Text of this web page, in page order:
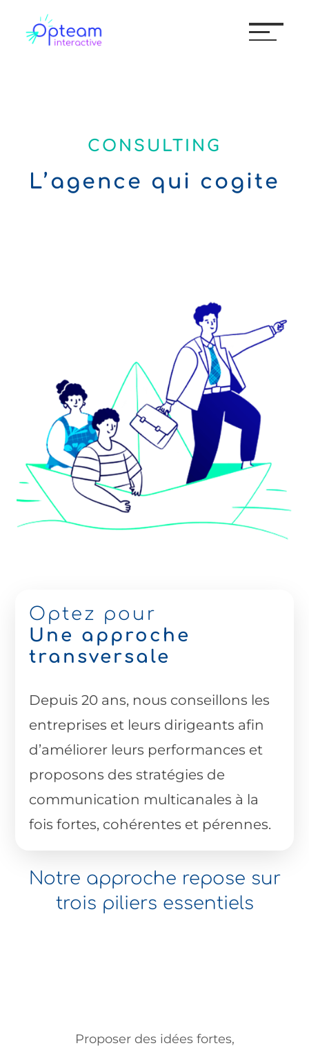
CONSULTING
L’agence qui cogite
Optez pour
Une approche
transversale
Depuis 20 ans, nous conseillons les
entreprises et leurs dirigeants afin
d’améliorer leurs performances et
proposons des stratégies de
communication multicanales à la
fois fortes, cohérentes et pérennes.
Notre approche repose sur
trois piliers essentiels
Proposer des idées fortes,